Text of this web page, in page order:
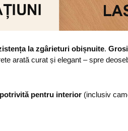
la zgârieturi obișnuite.
arată curat și elegant – spre
potrivită pentru interior (inclusiv